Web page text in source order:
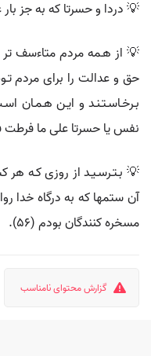
💡 دردا و حسرتا که به جز بار
💡 از هـمه مردم متاءسف
حق و عدالت را براى مردم
بـرخـاسـتـنـد و ايـن
نفس يا حسرتا على ما فرطت
💡 بـتـرسـيـد از روزى كـه
آن ستمها كه به درگاه خدا
مسخره كنندگان بودم (56).
گزارش محتوای نامناسب